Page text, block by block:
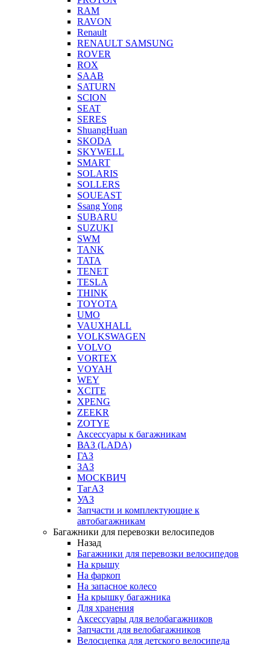
RAM
RAVON
Renault
RENAULT SAMSUNG
ROVER
ROX
SAAB
SATURN
SCION
SEAT
SERES
ShuangHuan
SKODA
SKYWELL
SMART
SOLARIS
SOLLERS
SOUEAST
Ssang Yong
SUBARU
SUZUKI
SWM
TANK
TATA
TENET
TESLA
THINK
TOYOTA
UMO
VAUXHALL
VOLKSWAGEN
VOLVO
VORTEX
VOYAH
WEY
XCITE
XPENG
ZEEKR
ZOTYE
Аксессуары к багажникам
ВАЗ (LADA)
ГАЗ
ЗАЗ
МОСКВИЧ
ТагАЗ
УАЗ
Запчасти и комплектующие к
автобагажникам
Багажники для перевозки велосипедов
Назад
Багажники для перевозки велосипедов
На крышу
На фаркоп
На запасное колесо
На крышку багажника
Для хранения
Аксессуары для велобагажников
Запчасти для велобагажников
Велосцепка для детского велосипеда